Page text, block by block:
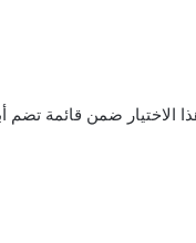
المتحف المصري الكبير، ضمن قائمتها السنوية لـ”أعظم الأماكن في العالم